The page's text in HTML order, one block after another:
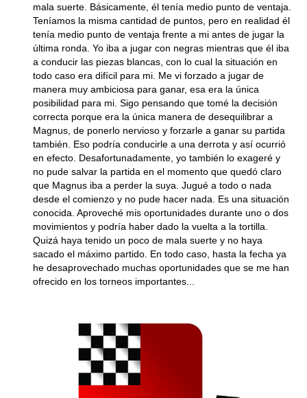
mala suerte. Básicamente, él tenía medio punto de ventaja.
Teníamos la misma cantidad de puntos, pero en realidad él
tenía medio punto de ventaja frente a mi antes de jugar la
última ronda. Yo iba a jugar con negras mientras que él iba
a conducir las piezas blancas, con lo cual la situación en
todo caso era difícil para mi. Me vi forzado a jugar de
manera muy ambiciosa para ganar, esa era la única
posibilidad para mi. Sigo pensando que tomé la decisión
correcta porque era la única manera de desequilibrar a
Magnus, de ponerlo nervioso y forzarle a ganar su partida
también. Eso podría conducirle a una derrota y así ocurrió
en efecto. Desafortunadamente, yo también lo exageré y
no pude salvar la partida en el momento que quedó claro
que Magnus iba a perder la suya. Jugué a todo o nada
desde el comienzo y no pude hacer nada. Es una situación
conocida. Aproveché mis oportunidades durante uno o dos
movimientos y podría haber dado la vuelta a la tortilla.
Quizá haya tenido un poco de mala suerte y no haya
sacado el máximo partido. En todo caso, hasta la fecha ya
he desaprovechado muchas oportunidades que se me han
ofrecido en los torneos importantes...